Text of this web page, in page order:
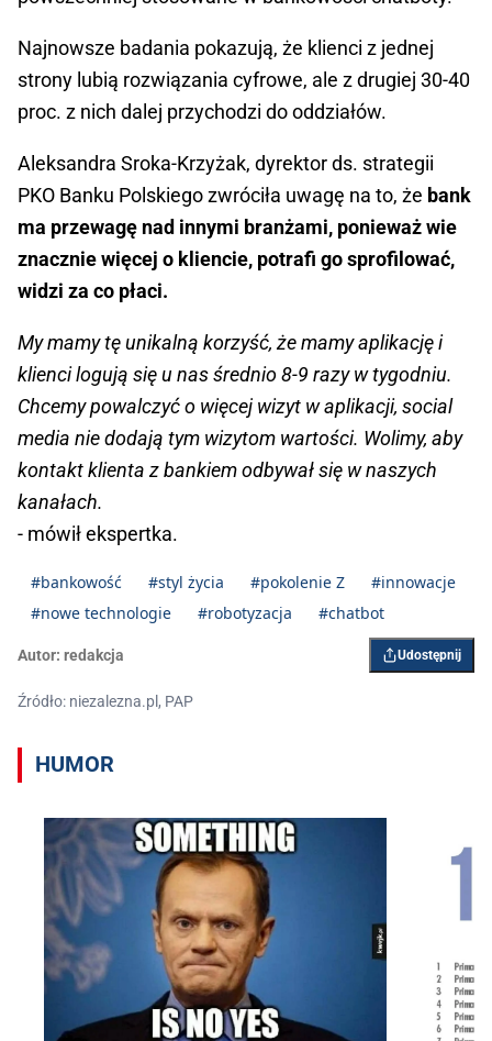
Najnowsze badania pokazują, że klienci z jednej
strony lubią rozwiązania cyfrowe, ale z drugiej 30-40
proc. z nich dalej przychodzi do oddziałów.
Aleksandra Sroka-Krzyżak, dyrektor ds. strategii
PKO Banku Polskiego zwróciła uwagę na to, że bank
ma przewagę nad innymi branżami, ponieważ wie
znacznie więcej o kliencie, potrafi go sprofilować,
widzi za co płaci.
My mamy tę unikalną korzyść, że mamy aplikację i
klienci logują się u nas średnio 8-9 razy w tygodniu.
Chcemy powalczyć o więcej wizyt w aplikacji, social
media nie dodają tym wizytom wartości. Wolimy, aby
kontakt klienta z bankiem odbywał się w naszych
kanałach.
- mówił ekspertka.
#bankowość #styl życia #pokolenie Z
#innowacje
#nowe technologie
#robotyzacja #chatbot
Autor: redakcja Udostępnij
Źródło: niezalezna.pl, PAP
HUMOR